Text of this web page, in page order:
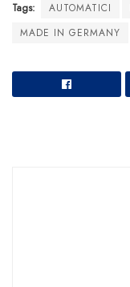
Tags: AUTOMATICI
MADE IN GERMANY